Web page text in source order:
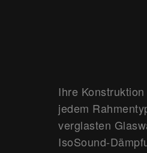
Ihre
jedem
verglasten
IsoSound-